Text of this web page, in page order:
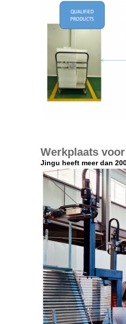
Werkplaats
Jingu heeft meer dan